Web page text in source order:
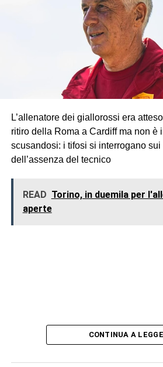
L’allenatore dei giallorossi era
ritiro della Roma a Cardiff ma non è
scusandosi: i tifosi si interrogano
dell’assenza del tecnico
READ Torino, in duemila per
aperte
CONTINUA A